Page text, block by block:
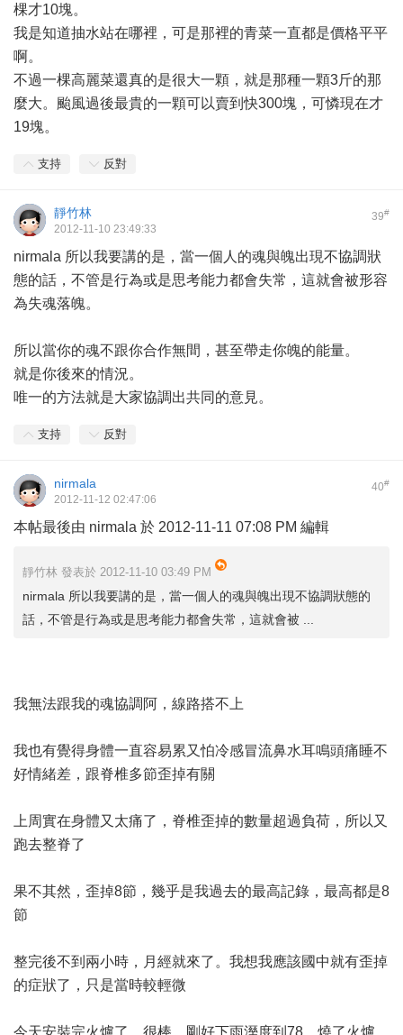
棵才10塊。
我是知道抽水站在哪裡，可是那裡的青菜一直都是價格平平
啊。
不過一棵高麗菜還真的是很大一顆，就是那種一顆3斤的那
麼大。颱風過後最貴的一顆可以賣到快300塊，可憐現在才
19塊。
支持 反對
39#
靜竹林
2012-11-10 23:49:33
nirmala 所以我要講的是，當一個人的魂與魄出現不協調狀
態的話，不管是行為或是思考能力都會失常，這就會被形容
為失魂落魄。
所以當你的魂不跟你合作無間，甚至帶走你魄的能量。
就是你後來的情況。
唯一的方法就是大家協調出共同的意見。
支持 反對
40#
nirmala
2012-11-12 02:47:06
本帖最後由 nirmala 於 2012-11-11 07:08 PM 編輯
靜竹林 發表於 2012-11-10 03:49 PM
nirmala 所以我要講的是，當一個人的魂與魄出現不協調狀態的
話，不管是行為或是思考能力都會失常，這就會被 ...
我無法跟我的魂協調阿，線路搭不上
我也有覺得身體一直容易累又怕冷感冒流鼻水耳鳴頭痛睡不
好情緒差，跟脊椎多節歪掉有關
上周實在身體又太痛了，脊椎歪掉的數量超過負荷，所以又
跑去整脊了
果不其然，歪掉8節，幾乎是我過去的最高記錄，最高都是8
節
整完後不到兩小時，月經就來了。我想我應該國中就有歪掉
的症狀了，只是當時較輕微
今天安裝完火爐了，很棒，剛好下雨溼度到78，燒了火爐